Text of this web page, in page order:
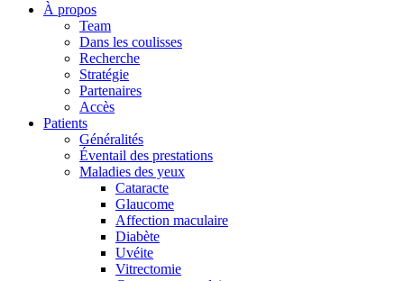
À propos
Team
Dans les coulisses
Recherche
Stratégie
Partenaires
Accès
Patients
Généralités
Éventail des prestations
Maladies des yeux
Cataracte
Glaucome
Affection maculaire
Diabète
Uvéite
Vitrectomie